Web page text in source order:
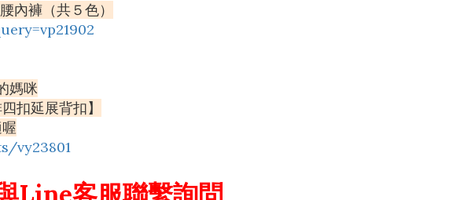
內褲（共５色）
媽咪
扣延展背扣】
vy23801